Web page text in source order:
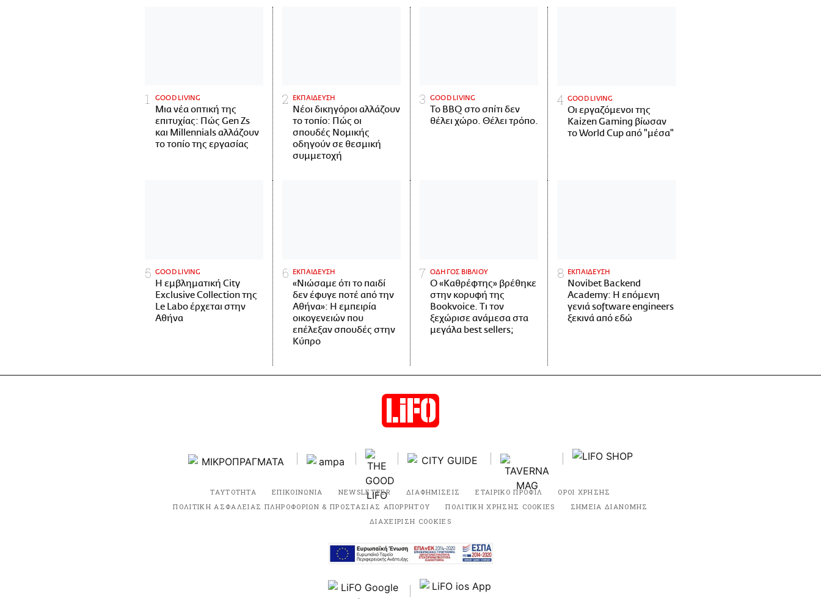
GOOD LIVING
Μια νέα οπτική της
επιτυχίας: Πώς Gen Zs
και Millennials αλλάζουν
το τοπίο της εργασίας
ΕΚΠΑΙΔΕΥΣΗ
Νέοι δικηγόροι αλλάζουν
το τοπίο: Πώς οι
σπουδές Νομικής
οδηγούν σε θεσμική
συμμετοχή
GOOD LIVING
Το BBQ στο σπίτι δεν
θέλει χώρο. Θέλει τρόπο.
GOOD LIVING
Οι εργαζόμενοι της
Kaizen Gaming βίωσαν
το World Cup από "μέσα"
GOOD LIVING
Η εμβληματική City
Exclusive Collection της
Le Labo έρχεται στην
Αθήνα
ΕΚΠΑΙΔΕΥΣΗ
«Νιώσαμε ότι το παιδί
δεν έφυγε ποτέ από την
Αθήνα»: Η εμπειρία
οικογενειών που
επέλεξαν σπουδές στην
Κύπρο
ΟΔΗΓΟΣ ΒΙΒΛΙΟΥ
Ο «Καθρέφτης» βρέθηκε
στην κορυφή της
Bookvoice. Τι τον
ξεχώρισε ανάμεσα στα
μεγάλα best sellers;
ΕΚΠΑΙΔΕΥΣΗ
Novibet Backend
Academy: Η επόμενη
γενιά software engineers
ξεκινά από εδώ
ΤΑΥΤΟΤΗΤΑ ΕΠΙΚΟΙΝΩΝΙΑ NEWSLETTER ΔΙΑΦΗΜΙΣΕΙΣ ΕΤΑΙΡΙΚΟ ΠΡΟΦΙΛ
ΟΡΟΙ ΧΡΗΣΗΣ
ΠΟΛΙΤΙΚΗ ΑΣΦΑΛΕΙΑΣ ΠΛΗΡΟΦΟΡΙΩΝ & ΠΡΟΣΤΑΣΙΑΣ ΑΠΟΡΡΗΤΟΥ
ΠΟΛΙΤΙΚΗ ΧΡΗΣΗΣ COOKIES
ΣΗΜΕΙΑ ΔΙΑΝΟΜΗΣ
ΔΙΑΧΕΙΡΙΣΗ COOKIES